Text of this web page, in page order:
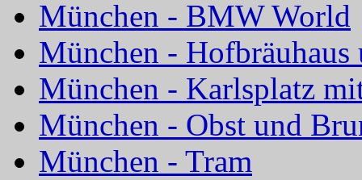
München - BMW World
München -
München - Karlsplatz
München - Obst und
München - Tram